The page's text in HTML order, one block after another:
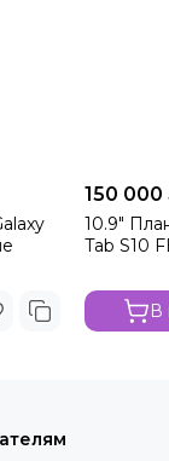
150 000
10.9"
Tab S10
В